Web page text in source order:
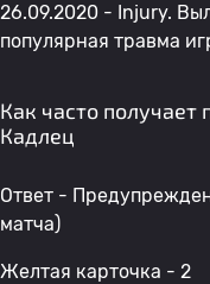
26.09.2020 - Injury.
популярная травма
Как часто
Кадлец
Ответ -
матча)
Желтая карточка - 2